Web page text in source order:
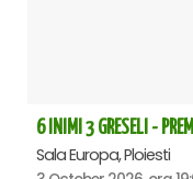
Sala Europa, Ploiesti